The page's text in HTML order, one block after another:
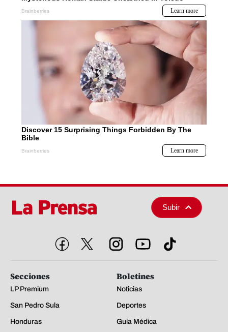
Subir
Secciones
LP Premium
San Pedro Sula
Honduras
Boletines
Noticias
Deportes
Guía Médica